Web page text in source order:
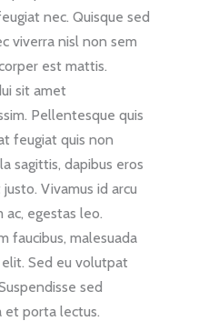
nec. Quisque sed
viverra nisl non sem
est mattis.
sit amet
Pellentesque quis
feugiat quis non
sagittis, dapibus eros
Vivamus id arcu
ac, egestas leo.
faucibus, malesuada
Sed eu volutpat
sed
et porta lectus.